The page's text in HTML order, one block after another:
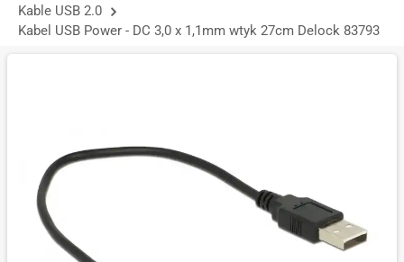
Kable USB 2.0
Kabel USB Power - DC 3,0 x 1,1mm wtyk 27cm Delock 83793